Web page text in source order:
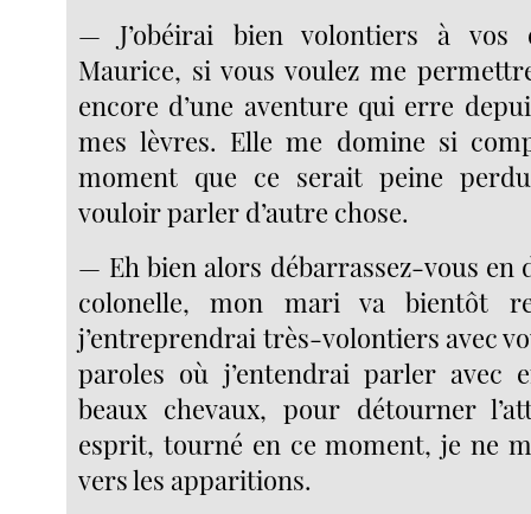
— J’obéirai bien volontiers à vos
Maurice, si vous voulez me
encore d’une aventure qui erre
mes lèvres. Elle me domine si
moment que ce serait peine
vouloir parler d’autre chose.
— Eh bien alors débarrassez-vous en
colonelle, mon mari va bientôt
j’entreprendrai très-volontiers avec
paroles où j’entendrai parler avec
beaux chevaux, pour détourner
esprit, tourné en ce moment, je ne
vers les apparitions.